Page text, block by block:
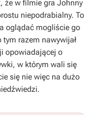
że w filmie gra Johnny
niepodrabialny. To
oglądać mogliście go
tym razem nawywijał
opowiadającej o
w którym wali się
się nie więc na dużo